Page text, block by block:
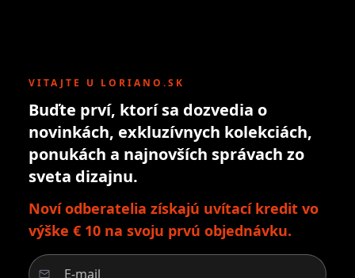
VITAJTE U LORIANO.SK
Buďte prví, ktorí sa dozvedia o
novinkách, exkluzívnych kolekciách,
ponukách a najnovších správach zo
sveta dizajnu.
Noví odberatelia získajú uvítací kredit vo
výške € 10 na svoju prvú objednávku.